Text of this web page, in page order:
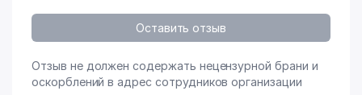
Оставить отзыв
Отзыв не должен содержать нецензурной брани и
оскорблений в адрес сотрудников организации